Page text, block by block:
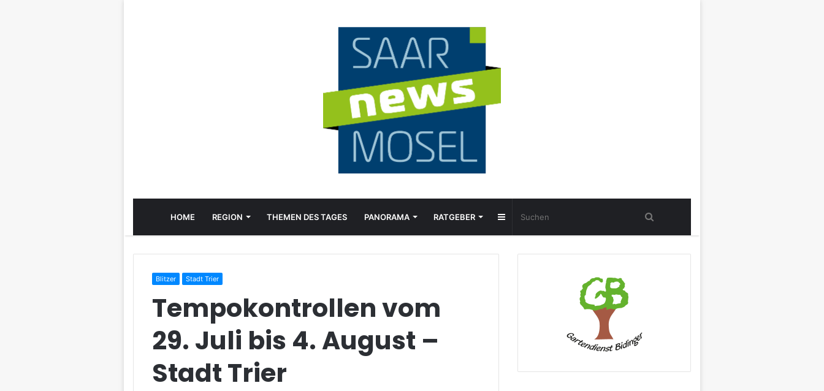
HOME REGION THEMEN DES TAGES PANORAMA RATGEBER Sidebar
Blitzer Stadt Trier
Tempokontrollen vom
29. Juli bis 4. August –
Stadt Trier